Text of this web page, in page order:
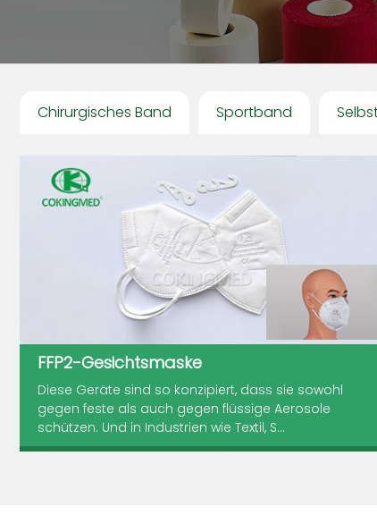
Chirurgisches Band Sportband
FFP2-Gesichtsmaske
Diese Geräte sind so konzipiert, dass sie sowohl
gegen feste als auch gegen flüssige Aerosole
schützen. Und in Industrien wie Textil, S...